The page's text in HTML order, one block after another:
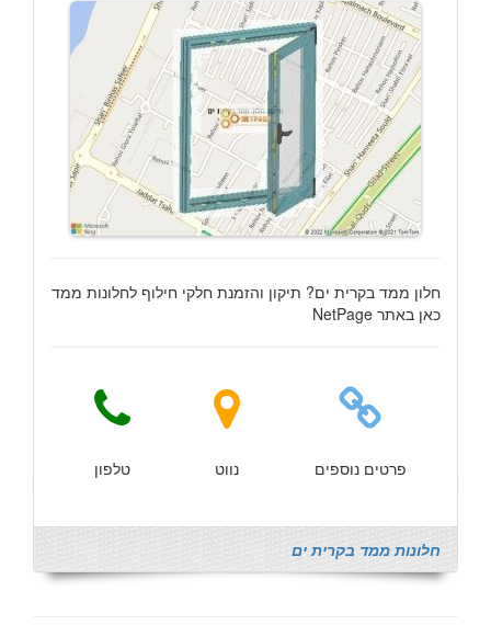
חלון ממד בקרית ים? תיקון והזמנת חלקי חילוף לחלונות ממד
כאן באתר NetPage
פרטים נוספים נווט טלפון
חלונות ממד בקרית ים